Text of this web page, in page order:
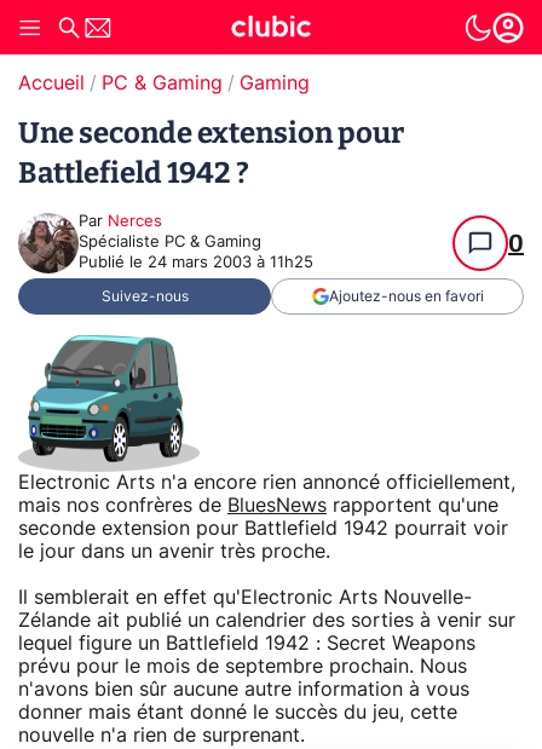
Accueil PC & Gaming Gaming
Une seconde extension pour
Battlefield 1942 ?
Par Nerces
Spécialiste PC & Gaming
Publié le 24 mars 2003 à 11h25
0
Suivez-nous Ajoutez-nous en favori
Electronic Arts n'a encore rien annoncé officiellement,
mais nos confrères de BluesNews rapportent qu'une
seconde extension pour Battlefield 1942 pourrait voir
le jour dans un avenir très proche.
Il semblerait en effet qu'Electronic Arts Nouvelle-
Zélande ait publié un calendrier des sorties à venir sur
lequel figure un Battlefield 1942 : Secret Weapons
prévu pour le mois de septembre prochain. Nous
n'avons bien sûr aucune autre information à vous
donner mais étant donné le succès du jeu, cette
nouvelle n'a rien de surprenant.